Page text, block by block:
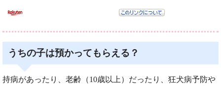
うちの子は預かってもらえる？
持病があったり、老齢（10歳以上）だったり、狂犬病予防や